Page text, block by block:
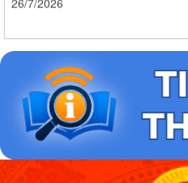
Lịch tuần 31, từ ngày:03/8/
08/8/2026
Lịch tuần 30, từ ngày:27/7/
31/7/2026
Lịch tuần 29, từ ngày: 20/7/
26/7/2026
Lịch tuần 28, từ ngày: 13/7/
19/7/2026